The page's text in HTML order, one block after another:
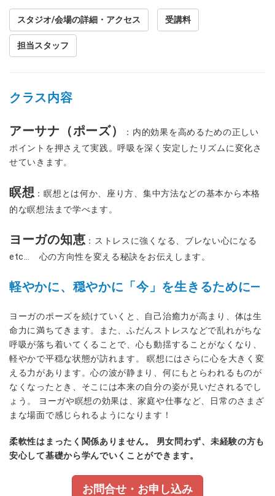
スタジオ/会場の詳細・アクセス 受講料
担当スタッフ
クラス内容
アーサナ（ポーズ）
：内的効果を高めるための正しい
ポイントを押さえて実践。呼吸を深く安定したリズムに変化さ
せていきます。
瞑想 ：瞑想とは何か、座り方、集中方法などの基本から本格
的な瞑想法まで学べます。
ヨーガの知恵 ：ストレスに強くなる、ブレない心になる
etc… 心の方向性を変える秘訣をお伝えします。
軽やかに、穏やかに「今」を生きるために—
ヨーガのポーズを続けていくと、自己治癒力が高まり、体は生
命力に満ちてきます。また、ふだんストレスなどで乱れがちな
呼吸が落ち着いてくることで、心も動揺することがなくなり、
軽やかで平穏な状態が訪れます。 瞑想にはさらに心を大きく変
える力があります。心の波が静まり、何にもとらわれるものが
なくなったとき、そこには本来の自分の姿が見いだされるでし
ょう。 ヨーガや瞑想の効果は、家庭や仕事など、日常のさまざ
まな場面で感じられるようになります！
柔軟性はまったく関係ありません。 男女問わず、未経験の方も
安心して基礎から学んでいくことができます。
お問合せ・お申し込み